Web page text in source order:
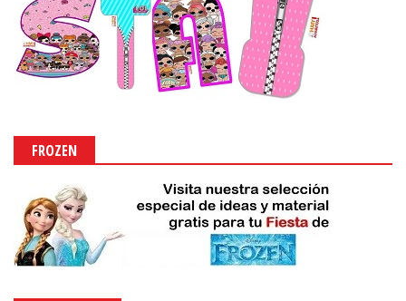
FROZEN